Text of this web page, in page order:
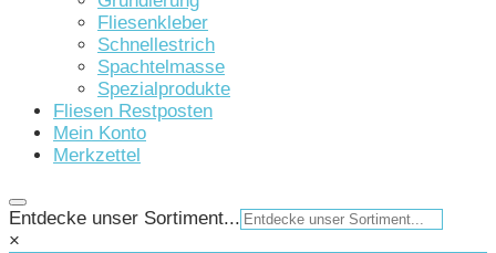
Fliesenkleber
Schnellestrich
Spachtelmasse
Spezialprodukte
Fliesen Restposten
Mein Konto
Merkzettel
Entdecke unser Sortiment...
×